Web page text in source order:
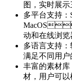
图，实时展示
多平台支持
MacOS
动和在线浏览器
多语言支持
满足不同用户的
丰富的素材库
材，用户可以